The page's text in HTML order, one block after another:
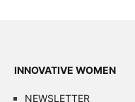
INNOVATIVE WOMEN
NEWSLETTER